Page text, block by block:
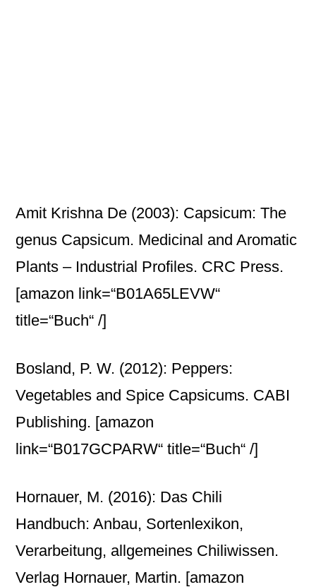
Amit Krishna De (2003): Capsicum: The
genus Capsicum. Medicinal and Aromatic
Plants – Industrial Profiles. CRC Press.
[amazon link=“B01A65LEVW“
title=“Buch“ /]
Bosland, P. W. (2012): Peppers:
Vegetables and Spice Capsicums. CABI
Publishing. [amazon
link=“B017GCPARW“ title=“Buch“ /]
Hornauer, M. (2016): Das Chili
Handbuch: Anbau, Sortenlexikon,
Verarbeitung, allgemeines Chiliwissen.
Verlag Hornauer, Martin. [amazon